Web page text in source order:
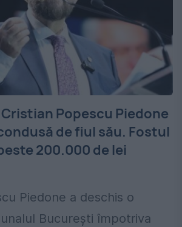
Popescu Piedone
de fiul său. Fostul
200.000 de lei
Piedone a deschis o
București împotriva